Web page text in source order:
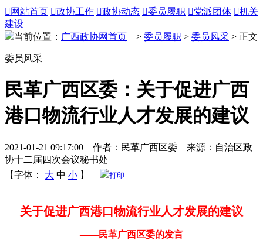
 网站首页 政协工作 政协动态 委员履职 党派团体 机关
建设
当前位置： 广西政协网首页 > 委员履职 > 委员风采 > 正文
委员风采
民革广西区委：关于促进广西
港口物流行业人才发展的建议
2021-01-21 09:17:00 作者：民革广西区委 来源：自治区政
协十二届四次会议秘书处
【字体：
大 中 小 】 打印
关于促进广西港口物流行业人才发展的建议
——民革广西区委的发言